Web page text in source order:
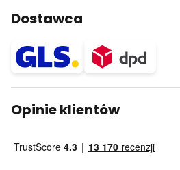
Dostawca
Opinie klientów